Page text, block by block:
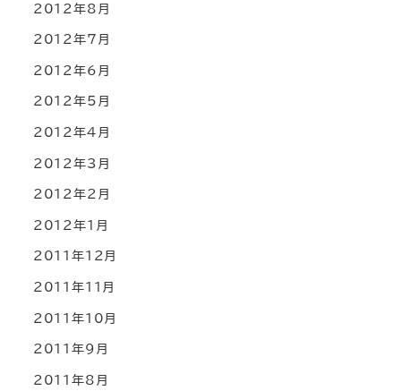
2012年8月
2012年7月
2012年6月
2012年5月
2012年4月
2012年3月
2012年2月
2012年1月
2011年12月
2011年11月
2011年10月
2011年9月
2011年8月